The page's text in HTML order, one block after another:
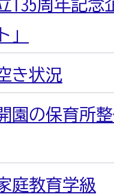
135周年記念
」
き状況
園の保育所
庭教育学級